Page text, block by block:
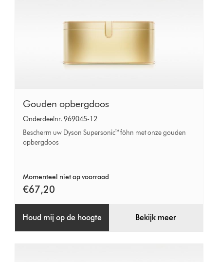
Gouden
opbergdoos
Gouden opbergdoos
Onderdeelnr. 969045-12
Bescherm uw Dyson Supersonic™ föhn met onze gouden
opbergdoos
Momenteel niet op voorraad
€67,20
Houd mij op de hoogte Bekijk meer